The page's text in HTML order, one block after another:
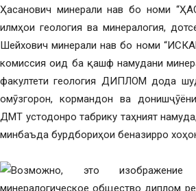
Ҳасанович минерали нав бо номи
илмҳои геология ва минералогия,
Шейхович минерали нав бо номи
комиссия оид ба қашф намудани
факултети геология ДИПЛОМ дода
омӯзгорон, кормандон ва
ДМТ устодонро табрику таҳният
минбаъда бурдбориҳои беназирро